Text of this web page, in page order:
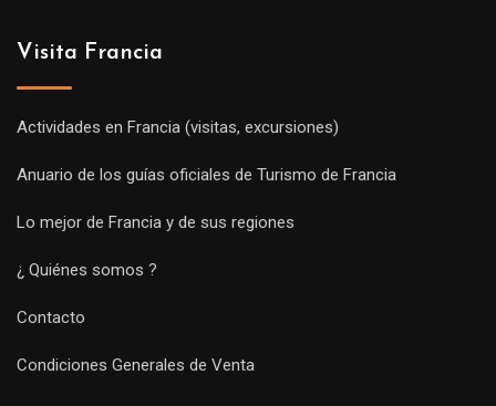
Visita Francia
Actividades en Francia (visitas, excursiones)
Anuario de los guías oficiales de Turismo de Francia
Lo mejor de Francia y de sus regiones
¿ Quiénes somos ?
Contacto
Condiciones Generales de Venta